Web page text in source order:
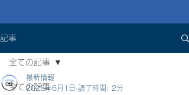
記事
全ての記事
全ての記事
最新情報
2025年6月1日 読了時間: 2分